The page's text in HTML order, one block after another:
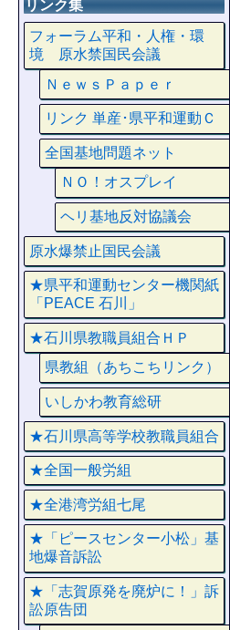
リンク集
フォーラム平和・人権・環
境 原水禁国民会議
ＮｅｗｓＰａｐｅｒ
リンク 単産･県平和運動Ｃ
全国基地問題ネット
ＮＯ！オスプレイ
ヘリ基地反対協議会
原水爆禁止国民会議
★県平和運動センター機関紙
「PEACE 石川」
★石川県教職員組合ＨＰ
県教組（あちこちリンク）
いしかわ教育総研
★石川県高等学校教職員組合
★全国一般労組
★全港湾労組七尾
★「ピースセンター小松」基
地爆音訴訟
★「志賀原発を廃炉に！」訴
訟原告団